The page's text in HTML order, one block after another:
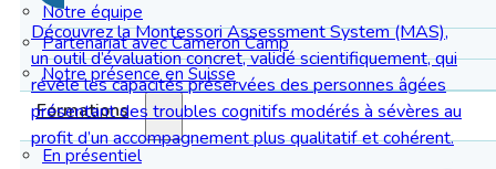
Notre équipe
Partenariat avec Cameron Camp
Notre présence en Suisse
Formations
En présentiel
Découvrez la Montessori Assessment System (MAS),
un outil d’évaluation concret, validé scientifiquement, qui
révèle les capacités préservées des personnes âgées
présentant des troubles cognitifs modérés à sévères au
profit d’un accompagnement plus qualitatif et cohérent.